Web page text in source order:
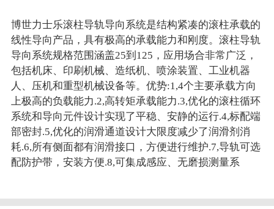
博世力士乐滚柱导轨导向系统是结构紧凑的滚柱承载的
线性导向产品，具有极高的承载能力和刚度。滚柱导轨
导向系统规格范围涵盖25到125，应用场合非常广泛，
包括机床、印刷机械、造纸机、喷涂装置、工业机器
人、压机和重型机械设备等。优势:1,4个主要承载方向
上极高的负载能力.2,高转矩承载能力.3,优化的滚柱循环
系统和导向元件设计实现了平稳、安静的运行.4,标配端
部密封.5,优化的润滑通道设计大限度减少了润滑剂消
耗.6,所有侧面都有润滑接口，方便进行维护.7,导轨可选
配防护带，安装方便.8,可集成感应、无磨损测量系